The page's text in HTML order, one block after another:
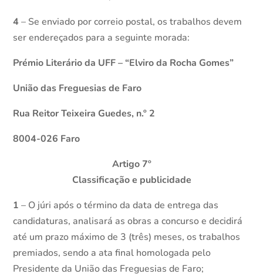
4– Se enviado por correio postal, os trabalhos devem
ser endereçados para a seguinte morada:
Prémio Literário da UFF – “Elviro da Rocha Gomes”
União das Freguesias de Faro
Rua Reitor Teixeira Guedes, n.º 2
8004-026 Faro
Artigo 7º
Classificação e publicidade
1 – O júri após o término da data de entrega das
candidaturas, analisará as obras a concurso e decidirá
até um prazo máximo de 3 (três) meses, os trabalhos
premiados, sendo a ata final homologada pelo
Presidente da União das Freguesias de Faro;